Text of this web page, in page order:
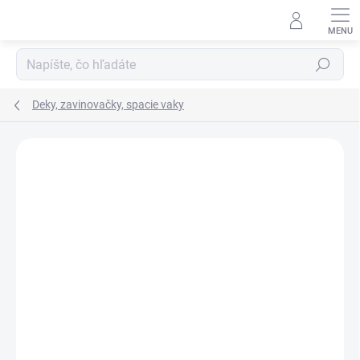
Hľadať
Deky, zavinovačky, spacie vaky